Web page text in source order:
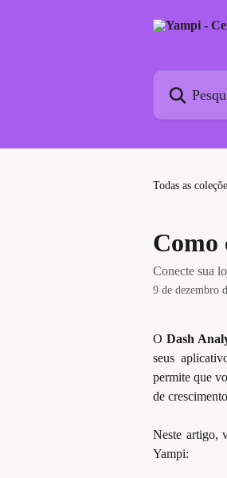
Todas as
Como
Conecte sua
9 de dezembro
O Dash
seus
permite que
de
Neste artigo,
Yampi: